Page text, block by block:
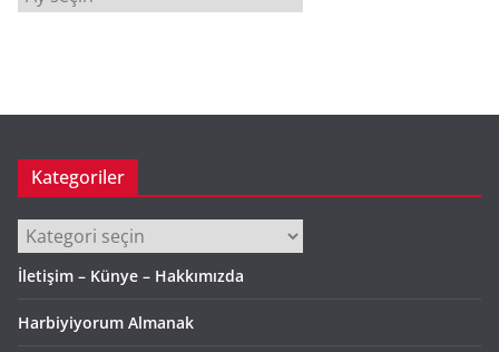
Kategoriler
Kategoriler
İletişim – Künye – Hakkımızda
Harbiyiyorum Almanak